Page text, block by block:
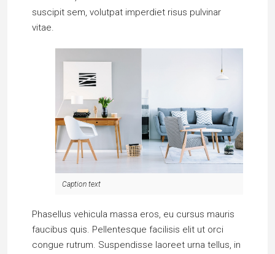
suscipit sem, volutpat imperdiet risus pulvinar
vitae.
Caption text
Phasellus vehicula massa eros, eu cursus mauris
faucibus quis. Pellentesque facilisis elit ut orci
congue rutrum. Suspendisse laoreet urna tellus, in